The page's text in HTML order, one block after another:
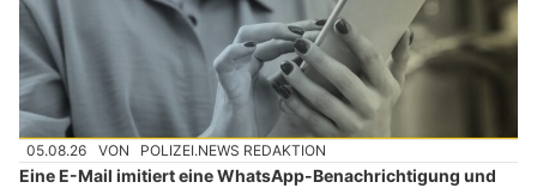
05.08.26 VON POLIZEI.NEWS REDAKTION
Eine E-Mail imitiert eine WhatsApp-Benachrichtigung und